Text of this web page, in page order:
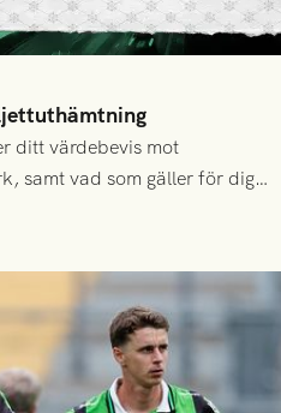
ditt värdebevis mot
samt vad som gäller för dig
förhinder.